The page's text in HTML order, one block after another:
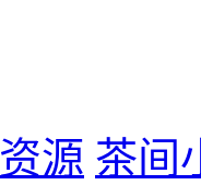
资源 茶间